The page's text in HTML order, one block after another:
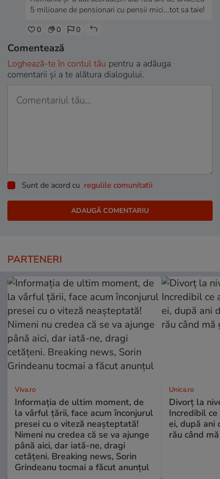
5 milioane de pensionari cu pensii mici...tot sa taie!
0 0 0
Comentează
Loghează-te în contul tău pentru a adăuga
comentarii și a te alătura dialogului.
Sunt de acord cu regulile comunitatii
PARTENERI
Viva.ro
Informația de ultim moment, de
la vârful țării, face acum înconjurul
presei cu o viteză neașteptată!
Nimeni nu credea că se va ajunge
până aici, dar iată-ne, dragi
cetățeni. Breaking news, Sorin
Grindeanu tocmai a făcut anunțul
Unica.ro
Divorț la
Incredibil
ei, după ani
rău când